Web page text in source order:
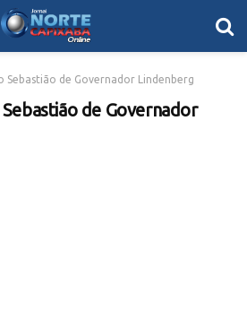
Sebastião de Governador Lindenberg
de Governador